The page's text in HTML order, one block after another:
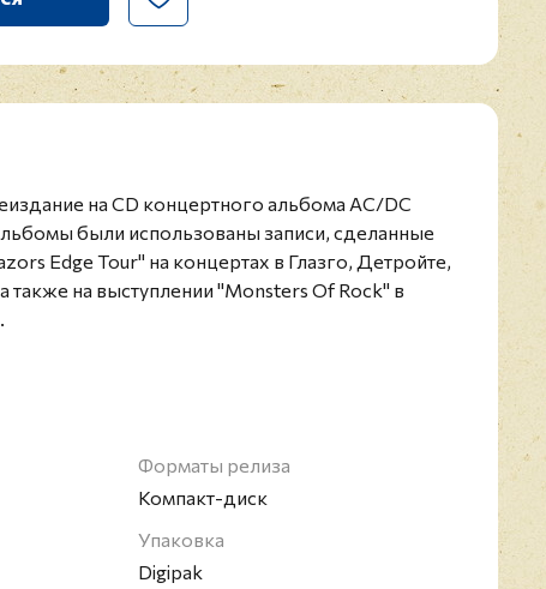
на CD концертного альбома AC/DC
были использованы записи, сделанные
Edge Tour" на концертах в Глазго, Детройте,
на выступлении "Monsters Of Rock" в
в Австралии в 1973 году, а первый
славы рок-н-ролла. За композицию "War
премия Грэмми. Телеканал VH1 поставил
в списке "100 величайших исполнителей
Форматы релиза
Компакт-диск
Упаковка
Digipak